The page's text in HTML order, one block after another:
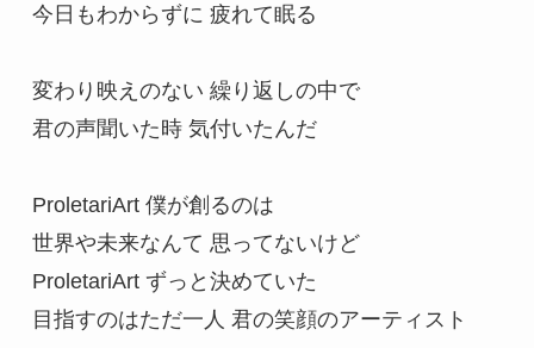
今日もわからずに 疲れて眠る
変わり映えのない 繰り返しの中で
君の声聞いた時 気付いたんだ
ProletariArt 僕が創るのは
世界や未来なんて 思ってないけど
ProletariArt ずっと決めていた
目指すのはただ一人 君の笑顔のアーティスト